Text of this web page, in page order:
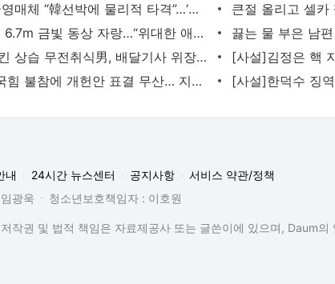
이란 국영매체 “韓선박에 물리적 타격”…‘나무호’ 폭발 진실은?
트럼프, 6.7m 금빛 동상 자랑…“위대한 애국자들이 세운 것”
배달치킨 상습 무전취식男, 배달기사 위장 본사 직원에 덜미
[사설]국힘 불참에 개헌안 표결 무산… 지선 후엔 與野 접점 찾아야
내 24시간 뉴스센터 공지사항
서비스 약관/정책
광욱
청소년보호책임자 : 이호원
작권 및 법적 책임은 자료제공사 또는 글쓴이에 있으며, Daum의